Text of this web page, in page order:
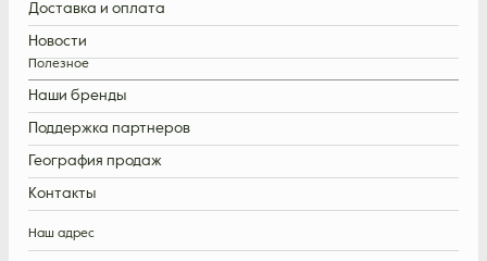
Доставка и оплата
Новости
Полезное
Наши бренды
Поддержка партнеров
География продаж
Контакты
Наш адрес